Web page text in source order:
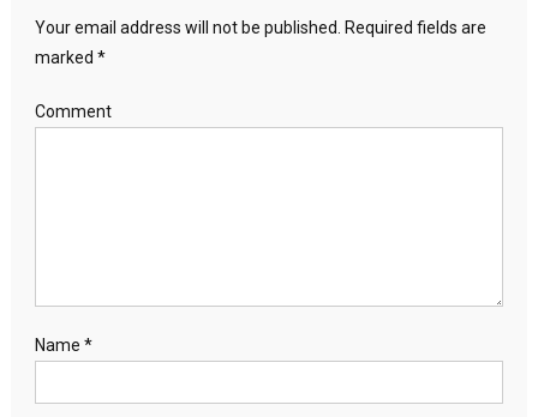
Your email address will not be published.
Required fields are
marked *
Comment
Name *